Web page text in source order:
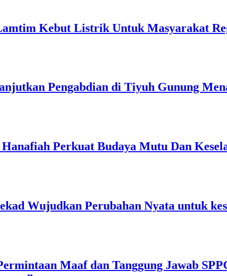
Kebut Listrik Untuk Masyarakat
Pengabdian di Tiyuh Gunung
Perkuat Budaya Mutu Dan
Wujudkan Perubahan Nyata untuk
Maaf dan Tanggung Jawab